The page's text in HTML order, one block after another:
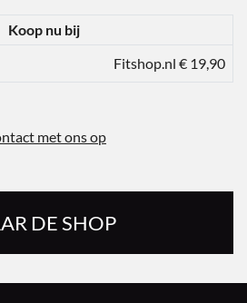
Koop nu bij
Fitshop.nl € 19,90
met ons op
DE SHOP